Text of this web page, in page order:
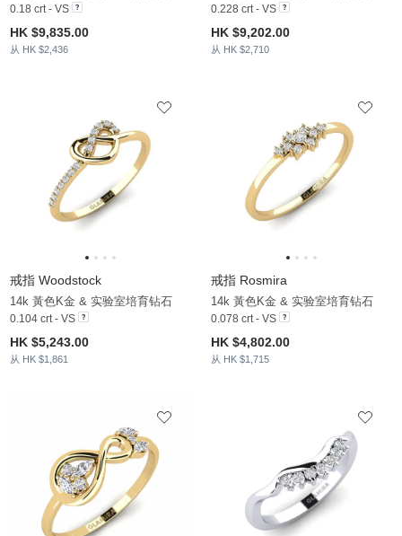
0.18 crt - VS
HK $9,835.00
从 HK $2,436
0.228 crt - VS
HK $9,202.00
从 HK $2,710
戒指 Woodstock
14k 黃色K金 & 实验室培育钻石
0.104 crt - VS
HK $5,243.00
从 HK $1,861
戒指 Rosmira
14k 黃色K金 & 实验室培育钻石
0.078 crt - VS
HK $4,802.00
从 HK $1,715